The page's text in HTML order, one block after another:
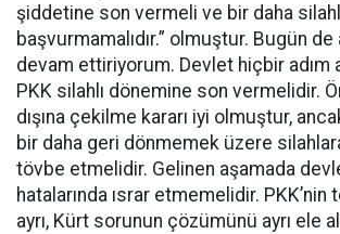
şiddetine son vermeli ve bir daha
başvurmamalıdır.” olmuştur. Bugün de
devam ettiriyorum. Devlet hiçbir adım
PKK silahlı dönemine son vermelidir.
dışına çekilme kararı iyi olmuştur,
bir daha geri dönmemek üzere
tövbe etmelidir. Gelinen aşamada
hatalarında ısrar etmemelidir.
ayrı, Kürt sorunun çözümünü ayrı ele